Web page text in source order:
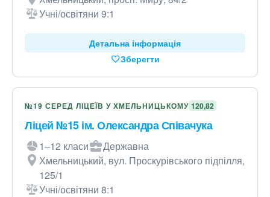
Учні/освітяни 9:1
Детальна інформація
Зберегти
№19 СЕРЕД ЛІЦЕЇВ У ХМЕЛЬНИЦЬКОМУ 120,82
Ліцей №15 ім. Олександра Співачука
1–12 класи
Державна
Хмельницький, вул. Проскурівського підпілля,
125/1
Учні/освітяни 8:1